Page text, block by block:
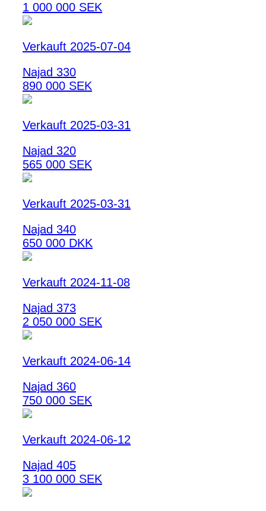
1 000 000 SEK
Verkauft 2025-07-04
Najad 330
890 000 SEK
Verkauft 2025-03-31
Najad 320
565 000 SEK
Verkauft 2025-03-31
Najad 340
650 000 DKK
Verkauft 2024-11-08
Najad 373
2 050 000 SEK
Verkauft 2024-06-14
Najad 360
750 000 SEK
Verkauft 2024-06-12
Najad 405
3 100 000 SEK